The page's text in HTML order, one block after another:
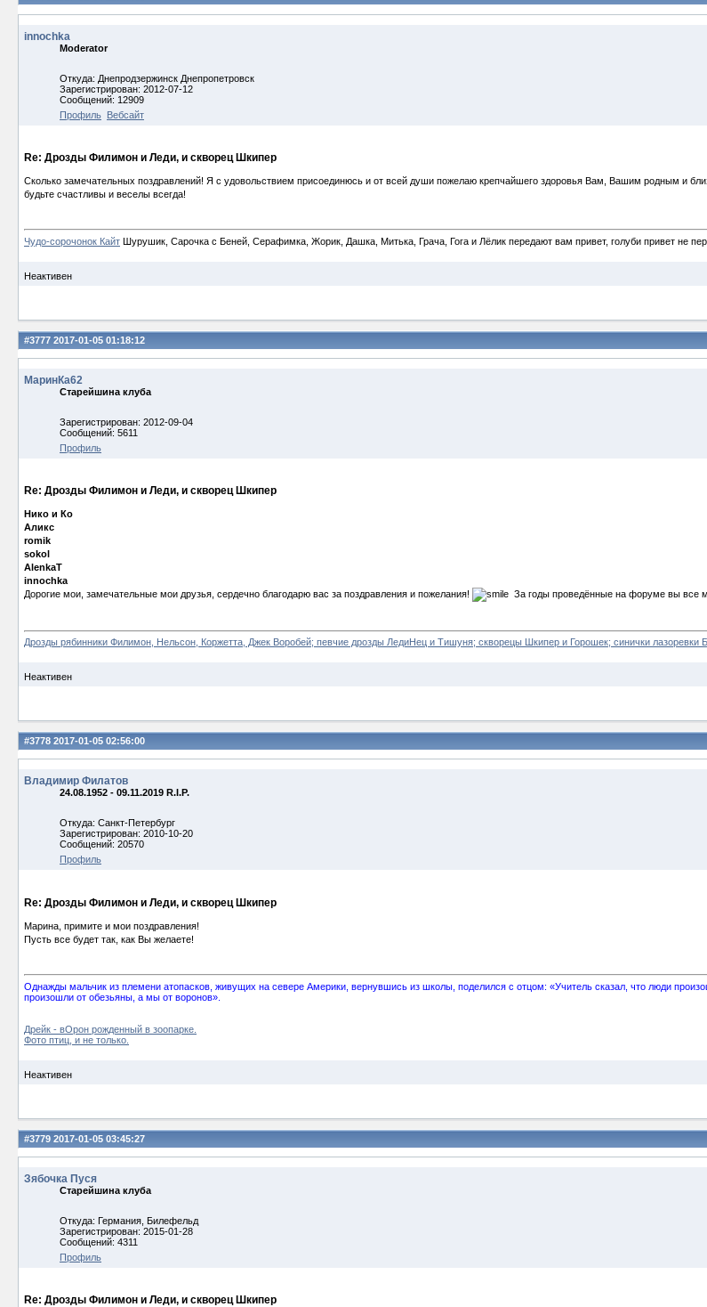
innochka
Moderator
Откуда: Днепродзержинск Днепропетровск
Зарегистрирован: 2012-07-12
Сообщений: 12909
Профиль Вебсайт
Re: Дрозды Филимон и Леди, и скворец Шкипер
Сколько замечательных поздравлений! Я с удовольствием присоединюсь и от всей души пожелаю крепчайшего здоровья Вам, Вашим родным и
будьте счастливы и веселы всегда!
Чудо-сорочонок Кайт Шурушик, Сарочка с Беней, Серафимка, Жорик, Дашка, Митька, Грача, Гога и Лёлик передают вам привет, голуби привет не
Неактивен
#3777 2017-01-05 01:18:12
МаринКа62
Старейшина клуба
Зарегистрирован: 2012-09-04
Сообщений: 5611
Профиль
Re: Дрозды Филимон и Леди, и скворец Шкипер
Нико и Ко
Аликс
romik
sokol
AlenkaT
innochka
Дорогие мои, замечательные мои друзья, сердечно благодарю вас за поздравления и пожелания!
За годы проведённые на форуме вы все
Дрозды рябинники Филимон, Нельсон, Коржетта, Джек Воробей; певчие дрозды ЛедиНец и Тишуня; скворецы Шкипер и Горошек; синички лазоревки
Неактивен
#3778 2017-01-05 02:56:00
Владимир Филатов
24.08.1952 - 09.11.2019 R.I.P.
Откуда: Санкт-Петербург
Зарегистрирован: 2010-10-20
Сообщений: 20570
Профиль
Re: Дрозды Филимон и Леди, и скворец Шкипер
Марина, примите и мои поздравления!
Пусть все будет так, как Вы желаете!
Однажды мальчик из племени атопасков, живущих на севере Америки, вернувшись из школы, поделился с отцом: «Учитель сказал, что люди
произошли от обезьяны, а мы от воронов».
Дрейк - вОрон рожденный в зоопарке.
Фото птиц, и не только.
Неактивен
#3779 2017-01-05 03:45:27
Зябочка Пуся
Старейшина клуба
Откуда: Германия, Билефельд
Зарегистрирован: 2015-01-28
Сообщений: 4311
Профиль
Re: Дрозды Филимон и Леди, и скворец Шкипер